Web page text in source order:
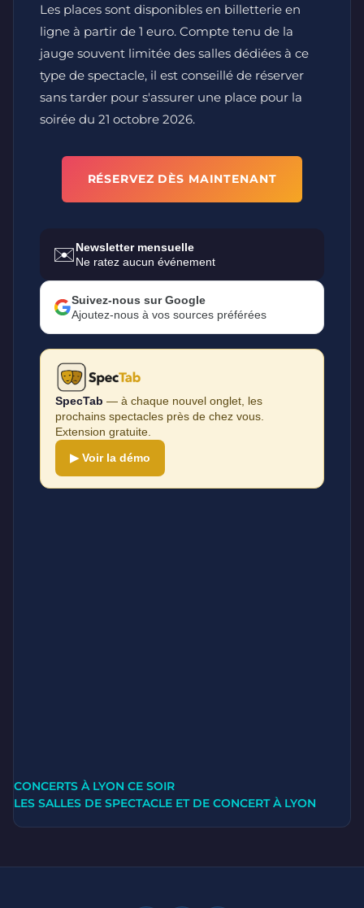
Les places sont disponibles en billetterie en
ligne à partir de 1 euro. Compte tenu de la
jauge souvent limitée des salles dédiées à ce
type de spectacle, il est conseillé de réserver
sans tarder pour s'assurer une place pour la
soirée du 21 octobre 2026.
RÉSERVEZ DÈS MAINTENANT
✉️Newsletter mensuelle
Ne ratez aucun événement
Suivez-nous sur Google
Ajoutez-nous à vos sources préférées
SpecTab — à chaque nouvel onglet, les
prochains spectacles près de chez vous.
Extension gratuite.
▶ Voir la démo
CONCERTS À LYON CE SOIR
LES SALLES DE SPECTACLE ET DE CONCERT À LYON